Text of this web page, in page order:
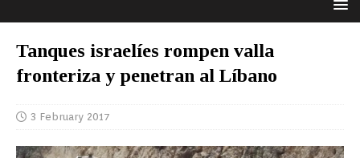
Tanques israelíes rompen valla
fronteriza y penetran al Líbano
3 February 2017